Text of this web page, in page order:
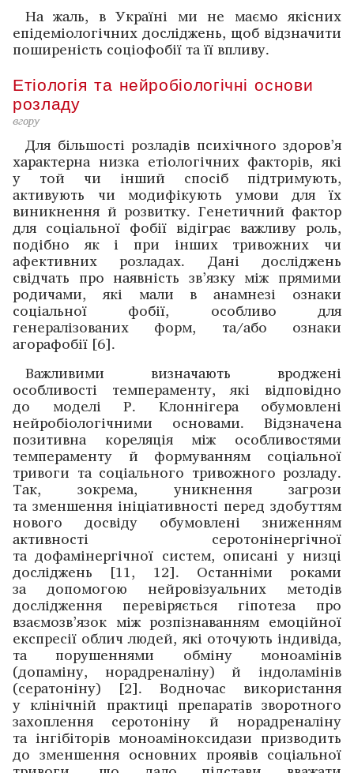
На жаль, в Україні ми не маємо якісних
епідеміологічних досліджень, щоб відзначити
поширеність соціофобії та її впливу.
Етіологія та нейробіологічні основи
розладу
вгору
Для більшості розладів психічного здоров’я
характерна низка етіологічних факторів, які
у той чи інший спосіб підтримують,
активують чи модифікують умови для їх
виникнення й розвитку. Генетичний фактор
для соціальної фобії відіграє важливу роль,
подібно як і при інших тривожних чи
афективних розладах. Дані досліджень
свідчать про наявність зв’язку між прямими
родичами, які мали в анамнезі ознаки
соціальної фобії, особливо для
генералізованих форм, та/або ознаки
агорафобії [6].
Важливими визначають вроджені
особливості темпераменту, які відповідно
до моделі Р. Клоннігера обумовлені
нейробіологічними основами. Відзначена
позитивна кореляція між особливостями
темпераменту й формуванням соціальної
тривоги та соціального тривожного розладу.
Так, зокрема, уникнення загрози
та зменшення ініціативності перед здобуттям
нового досвіду обумовлені зниженням
активності серотонінергічної
та дофамінергічної систем, описані у низці
досліджень [11, 12]. Останніми роками
за допомогою нейровізуальних методів
дослідження перевіряється гіпотеза про
взаємозв’язок між розпізнаванням емоційної
експресії облич людей, які оточують індивіда,
та порушеннями обміну моноамінів
(допаміну, норадреналіну) й індоламінів
(сератоніну) [2]. Водночас використання
у клінічній практиці препаратів зворотного
захоплення серотоніну й норадреналіну
та інгібіторів моноаміноксидази призводить
до зменшення основних проявів соціальної